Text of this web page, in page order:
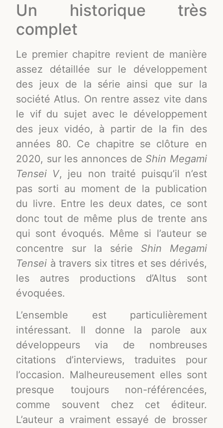
Un historique très
complet
Le premier chapitre revient de manière
assez détaillée sur le développement
des jeux de la série ainsi que sur la
société Atlus. On rentre assez vite dans
le vif du sujet avec le développement
des jeux vidéo, à partir de la fin des
années 80. Ce chapitre se clôture en
2020, sur les annonces de Shin Megami
Tensei V, jeu non traité puisqu’il n’est
pas sorti au moment de la publication
du livre. Entre les deux dates, ce sont
donc tout de même plus de trente ans
qui sont évoqués. Même si l’auteur se
concentre sur la série Shin Megami
Tensei à travers six titres et ses dérivés,
les autres productions d’Altus sont
évoquées.
L’ensemble est particulièrement
intéressant. Il donne la parole aux
développeurs via de nombreuses
citations d’interviews, traduites pour
l’occasion. Malheureusement elles sont
presque toujours non-référencées,
comme souvent chez cet éditeur.
L’auteur a vraiment essayé de brosser